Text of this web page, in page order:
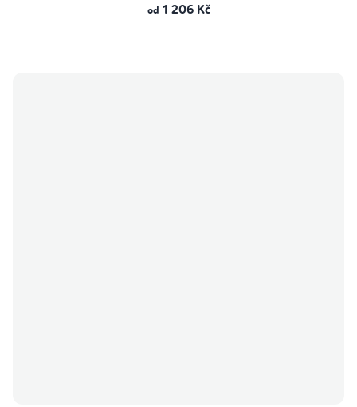
od 1 206 Kč